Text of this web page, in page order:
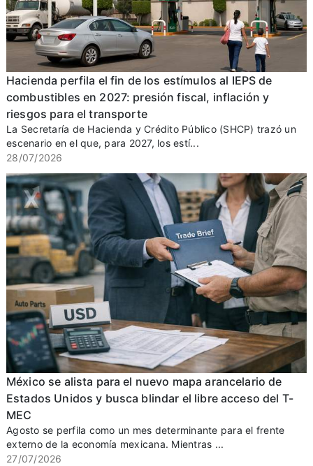
Hacienda perfila el fin de los estímulos al IEPS de
combustibles en 2027: presión fiscal, inflación y
riesgos para el transporte
La Secretaría de Hacienda y Crédito Público (SHCP) trazó un
escenario en el que, para 2027, los estí...
28/07/2026
México se alista para el nuevo mapa arancelario de
Estados Unidos y busca blindar el libre acceso del T-
MEC
Agosto se perfila como un mes determinante para el frente
externo de la economía mexicana. Mientras ...
27/07/2026